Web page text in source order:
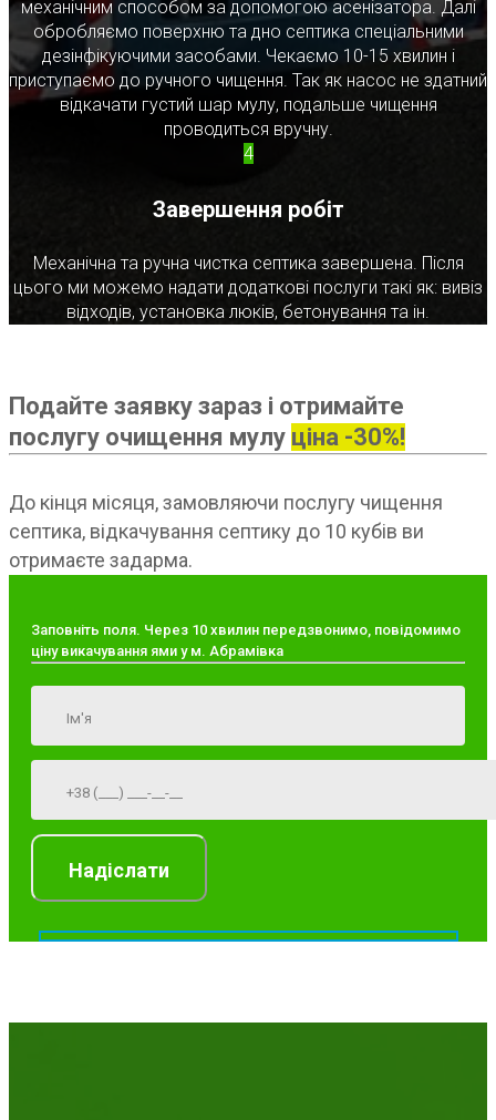
механічним способом за допомогою асенізатора. Далі
обробляємо поверхню та дно септика спеціальними
дезінфікуючими засобами. Чекаємо 10-15 хвилин і
приступаємо до ручного чищення. Так як насос не здатний
відкачати густий шар мулу, подальше чищення
проводиться вручну.
4
Завершення робіт
Механічна та ручна чистка септика завершена. Після
цього ми можемо надати додаткові послуги такі як: вивіз
відходів, установка люків, бетонування та ін.
Подайте заявку зараз і отримайте
послугу очищення мулу ціна -30%!
До кінця місяця, замовляючи послугу чищення
септика, відкачування септику до 10 кубів ви
отримаєте задарма.
Заповніть поля. Через 10 хвилин передзвонимо, повідомимо
ціну викачування ями у м. Абрамівка